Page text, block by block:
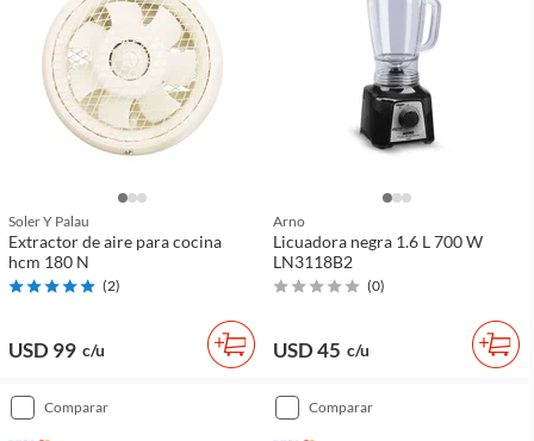
Soler Y Palau
Extractor de aire para cocina
hcm 180 N
(2)
USD 99 c/u
Arno
Licuadora negra 1.6 L 700 W
LN3118B2
(0)
USD 45 c/u
comparar comparar